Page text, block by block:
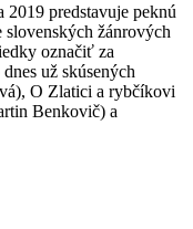
predstavuje peknú
slovenských žánrových
označiť za
už skúsených
O Zlatici a rybčíkovi
Benkovič) a